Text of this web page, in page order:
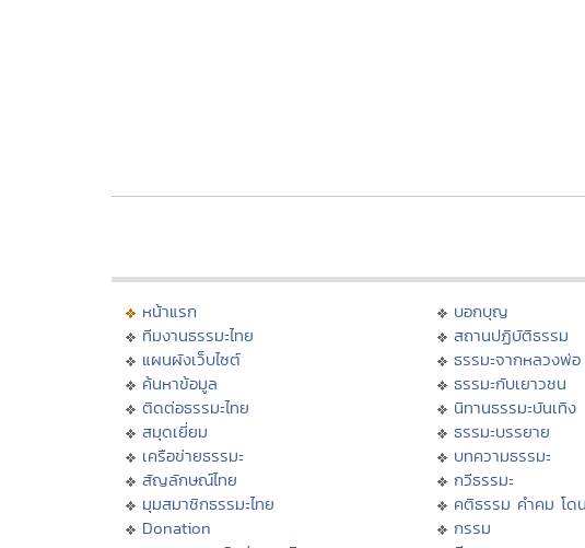
หน้าแรก
ทีมงานธรรมะไทย
แผนผังเว็บไซต์
ค้นหาข้อมูล
ติดต่อธรรมะไทย
สมุดเยี่ยม
เครือข่ายธรรมะ
สัญลักษณ์ไทย
มุมสมาชิกธรรมะไทย
Donation
บอกบุญ
สถานปฏิบัติธรรม
ธรรมะจากหลวงพ่อ
ธรรมะกับเยาวชน
นิทานธรรมะบันเทิง
ธรรมะบรรยาย
บทความธรรมะ
กวีธรรมะ
คติธรรม คำคม โด
กรรม